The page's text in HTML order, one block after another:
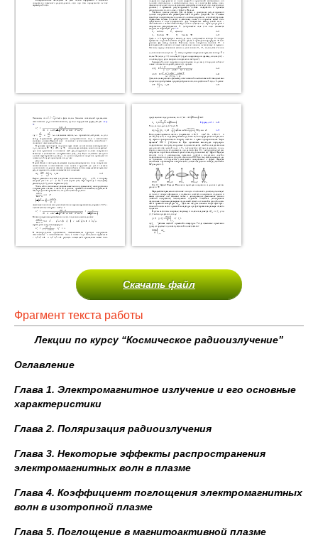
Скачать файл
Фрагмент текста работы
Лекции по курсу “Космическое радиоизлучение”
Оглавление
Глава 1. Электромагнитное излучение и его основные
характеристики
Глава 2. Поляризация радиоизлучения
Глава 3. Некоторые эффекты распространения
электромагнитных волн в плазме
Глава 4. Коэффициент поглощения электромагнитных
волн в изотропной плазме
Глава 5. Поглощение в магнитоактивной плазме